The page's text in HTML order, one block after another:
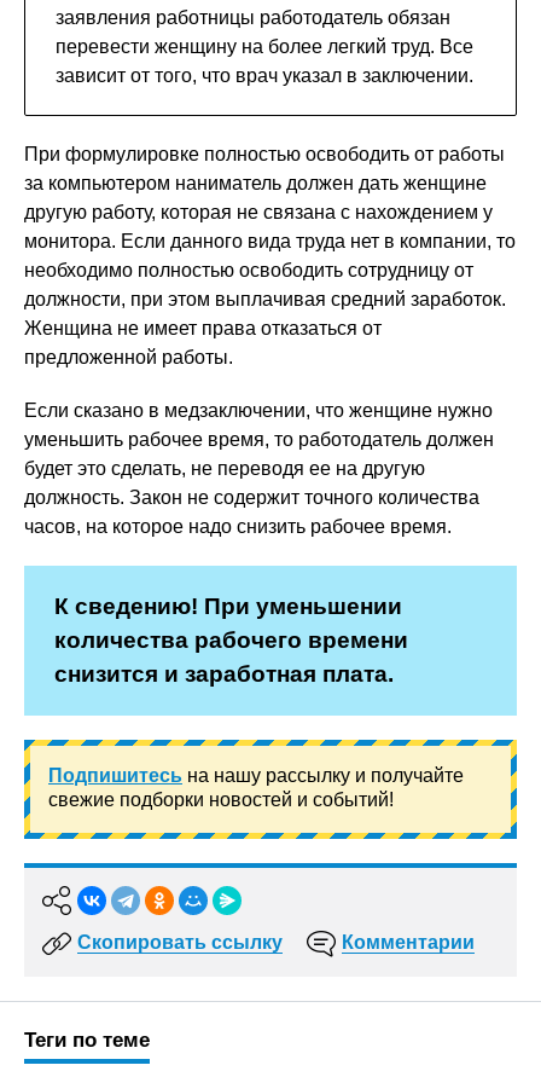
заявления работницы работодатель обязан
перевести женщину на более легкий труд. Все
зависит от того, что врач указал в заключении.
При формулировке полностью освободить от работы
за компьютером наниматель должен дать женщине
другую работу, которая не связана с нахождением у
монитора. Если данного вида труда нет в компании, то
необходимо полностью освободить сотрудницу от
должности, при этом выплачивая средний заработок.
Женщина не имеет права отказаться от
предложенной работы.
Если сказано в медзаключении, что женщине нужно
уменьшить рабочее время, то работодатель должен
будет это сделать, не переводя ее на другую
должность. Закон не содержит точного количества
часов, на которое надо снизить рабочее время.
К сведению! При уменьшении
количества рабочего времени
снизится и заработная плата.
Подпишитесь на нашу рассылку и получайте
свежие подборки новостей и событий!
Скопировать ссылку Комментарии
Теги по теме